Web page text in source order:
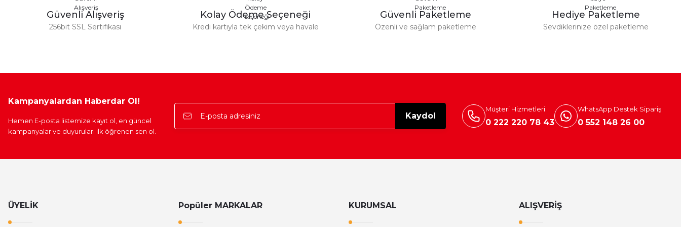
Bu ürüne benzer farklı alternatifler olmalı.
Gönder
Güvenli Alışveriş
256bit SSL Sertifikası
Kolay Ödeme Seçeneği
Kredi kartıyla tek çekim veya havale
Güvenli Paketleme
Özenli ve sağlam paketleme
Hediye Paketleme
Sevdiklerinize özel paketleme
Kampanyalardan Haberdar Ol!
Hemen E-posta listemize kayıt ol, en güncel
kampanyalar ve duyuruları ilk öğrenen sen ol.
Kaydol
Müşteri Hizmetleri
0 222 220 78 43
WhatsApp Destek Sipariş
0 552 148 26 00
ÜYELİK Popüler MARKALAR KURUMSAL ALIŞVERİŞ